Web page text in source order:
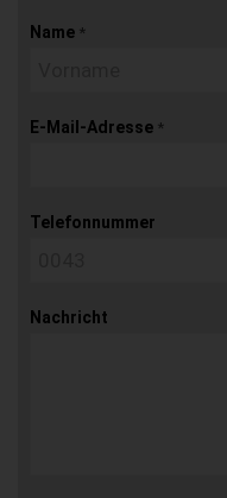
Name *
E-Mail-Adresse *
Telefonnummer
Nachricht